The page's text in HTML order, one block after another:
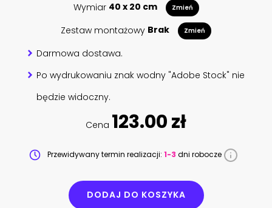
Wymiar 40 x 20 cm Zmień
Zestaw montażowy Brak Zmień
Darmowa dostawa.
Po wydrukowaniu znak wodny "Adobe Stock" nie
będzie widoczny.
Cena 123.00 zł
Przewidywany termin realizacji: 1-3 dni robocze
DODAJ DO KOSZYKA